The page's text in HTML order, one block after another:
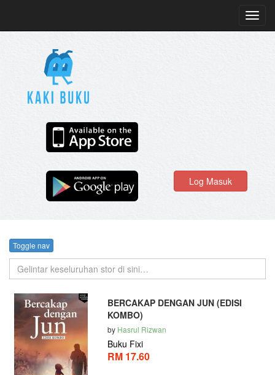
Log Masuk
Toggle nav
BERCAKAP DENGAN JUN (EDISI
KOMBO)
by Hasrul Rizwan
Buku Fixi
RM 17.60